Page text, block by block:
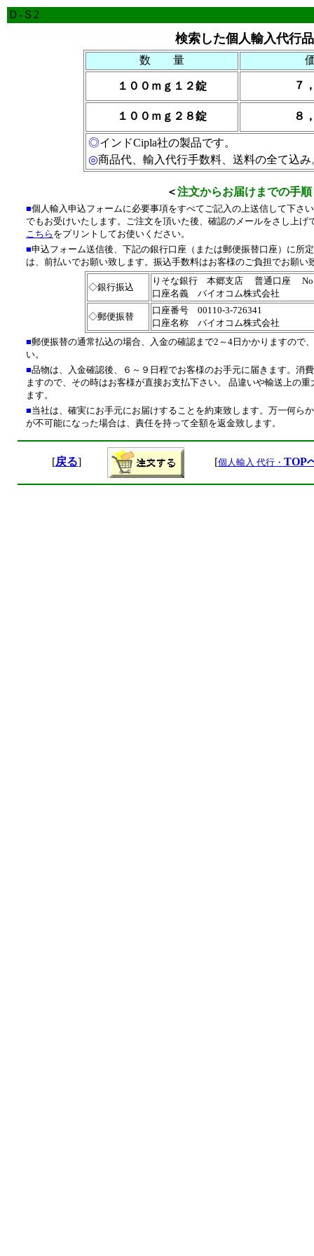
Ｄ-Ｓ2
検索した個人輸入代行品
数 量
１００ｍｇ１２錠 ７
１００ｍｇ２８錠 ８
◎インドCipla社の製品です。
◎商品代、輸入代行手数料、送料の全て込み
＜注文からお届けまでの手順
■個人輸入申込フォームに必要事項をすべてご記入の上送信して下さ
でもお受けいたします。ご注文を頂いた後、確認のメールをさし上げ
こちら をプリントしてお使いください。
■申込フォーム送信後、下記の銀行口座（または郵便振替口座）に所
は、前払いでお願い致します。振込手数料はお客様のご負担でお願い
◇銀行振込
りそな銀行 本郷支店 普通口座 No
口座名義 バイオコム株式会社
◇郵便振替
口座番号 00110-3-726341
口座名称 バイオコム株式会社
■郵便振替の通常払込の場合、入金の確認まで2～4日かかりますので
い。
■品物は、入金確認後、６～９日程でお客様のお手元に届きます。消
ますので、その時はお客様が直接お支払下さい。 品違いや輸送上の
ます。
■当社は、確実にお手元にお届けすることを約束致します。万一何ら
が不可能になった場合は、責任を持って全額を返金致します。
[戻る] [個人輸入 代行・ TOP